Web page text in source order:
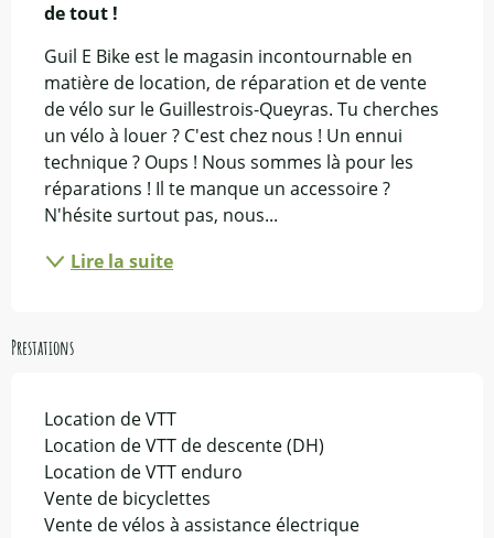
de tout !
Guil E Bike est le magasin incontournable en
matière de location, de réparation et de vente
de vélo sur le Guillestrois-Queyras. Tu cherches
un vélo à louer ? C'est chez nous ! Un ennui
technique ? Oups ! Nous sommes là pour les
réparations ! Il te manque un accessoire ?
N'hésite surtout pas, nous...
Lire la suite
Prestations
Location de VTT
Location de VTT de descente (DH)
Location de VTT enduro
Vente de bicyclettes
Vente de vélos à assistance électrique